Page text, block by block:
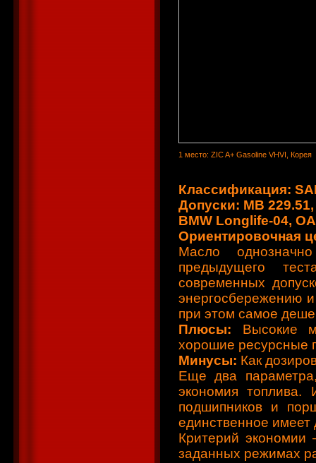
1 место: ZIC A+ Gasoline VHVI, Корея
Классификация:
Допуски: MB
BMW Longlife‑04,
Ориентировочная
Масло
предыдущего
современных
энергосбережению
при этом самое
Плюсы: Высокие
хорошие ресурсные
Минусы: Как
Еще два
экономия топлива.
подшипников и
единственное имеет
Критерий экономии
заданных режимах